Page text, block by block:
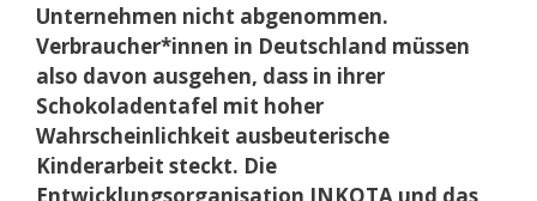
Unternehmen nicht abgenommen.
Verbraucher*innen in Deutschland müssen
also davon ausgehen, dass in ihrer
Schokoladentafel mit hoher
Wahrscheinlichkeit ausbeuterische
Kinderarbeit steckt. Die
Entwicklungsorganisation INKOTA und das